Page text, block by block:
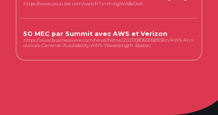
https://www.youtube.com/watch?v=mv6gWA8eOcA
5G MEC par Summit avec AWS et Verizon
https://www.businesswire.com/news/home/20200806005890/en/AWS-Ann
ounces-General-Availability-AWS-Wavelength-Boston